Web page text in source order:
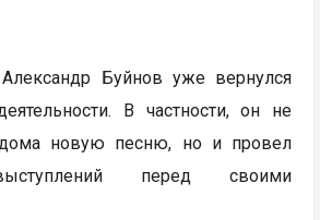
Буйнов уже вернулся
В частности, он не
новую песню, но и провел
перед своими